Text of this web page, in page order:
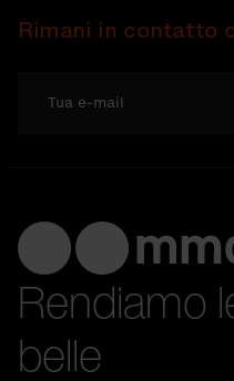
Rimani in contatto
Rendiamo
belle